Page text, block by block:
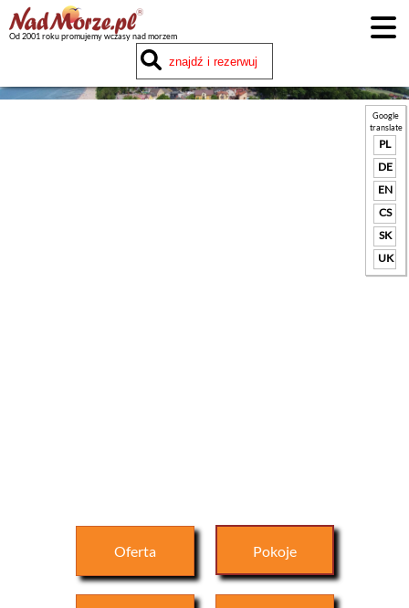
Od 2001 roku promujemy wczasy nad morzem
Google
translate
PL
DE
EN
CS
SK
UK
Oferta Pokoje